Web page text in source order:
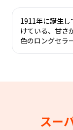
1911年に誕生
けている、甘さ
色のロングセラ
スー